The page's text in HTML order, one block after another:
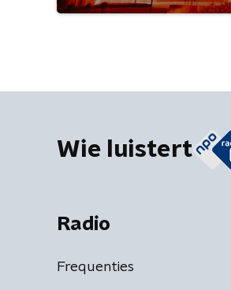
Wie luistert
Radio
Frequenties